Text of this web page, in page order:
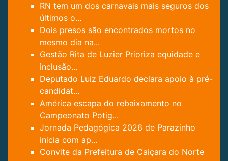
RN tem um dos carnavais mais seguros dos
últimos o...
Dois presos são encontrados mortos no
mesmo dia na...
Gestão Rita de Luzier Prioriza equidade e
inclusão...
Deputado Luiz Eduardo declara apoio à pré-
candidat...
América escapa do rebaixamento no
Campeonato Potig...
Jornada Pedagógica 2026 de Parazinho
inicia com ap...
Convite da Prefeitura de Caiçara do Norte